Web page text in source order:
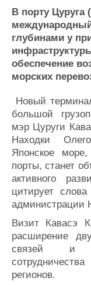
Компании
Репутация
Работа
Крюинг
Журнал
Конференции
Выставки и
Личности
Словарь
В порту
глубинами у
обеспечение
морских
Новый
большой
мэр Цуруги
Находки
Японское
порты, станет
активного
цитирует
администрации
Визит Кавасэ
расширение
связей и
регионов.